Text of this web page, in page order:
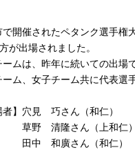
で開催されたペタンク選手権
が出場されました。
ームは、昨年に続いての出場で
ーム、女子チーム共に代表選
者】穴見 巧さん（和仁）
清隆さん（上和仁）
和廣さん（和仁）